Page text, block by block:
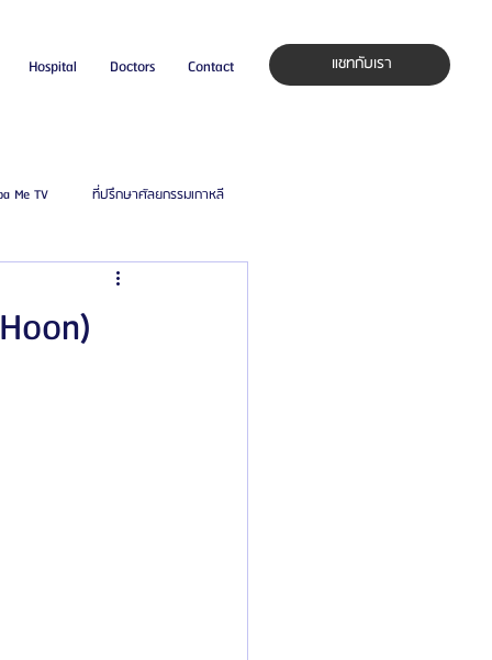
Hospital Doctors Contact แชทกับเรา
Me TV ที่ปรึกษาศัลยกรรมเกาหลี
ศัลยแพทย์ ประเทศเกาหลี